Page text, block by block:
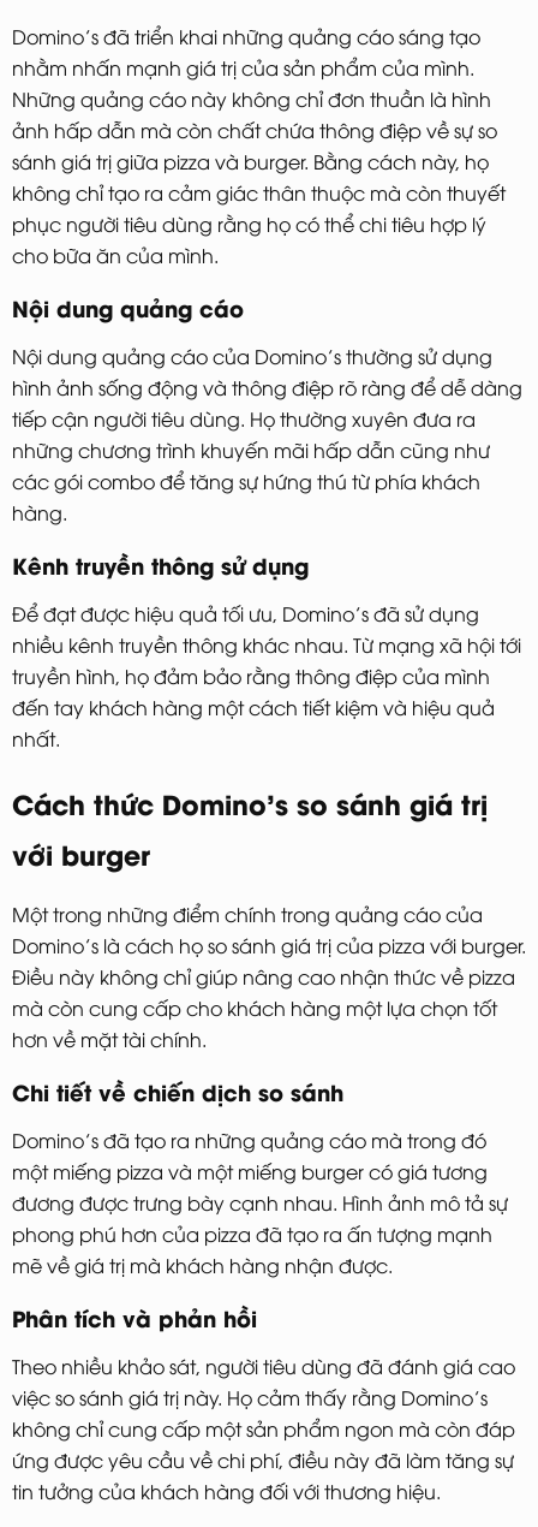
Domino’s đã triển khai những quảng cáo sáng tạo
nhằm nhấn mạnh giá trị của sản phẩm của mình.
Những quảng cáo này không chỉ đơn thuần là hình
ảnh hấp dẫn mà còn chất chứa thông điệp về sự so
sánh giá trị giữa pizza và burger. Bằng cách này, họ
không chỉ tạo ra cảm giác thân thuộc mà còn thuyết
phục người tiêu dùng rằng họ có thể chi tiêu hợp lý
cho bữa ăn của mình.
Nội dung quảng cáo
Nội dung quảng cáo của Domino’s thường sử dụng
hình ảnh sống động và thông điệp rõ ràng để dễ dàng
tiếp cận người tiêu dùng. Họ thường xuyên đưa ra
những chương trình khuyến mãi hấp dẫn cũng như
các gói combo để tăng sự hứng thú từ phía khách
hàng.
Kênh truyền thông sử dụng
Để đạt được hiệu quả tối ưu, Domino’s đã sử dụng
nhiều kênh truyền thông khác nhau. Từ mạng xã hội tới
truyền hình, họ đảm bảo rằng thông điệp của mình
đến tay khách hàng một cách tiết kiệm và hiệu quả
nhất.
Cách thức Domino’s so sánh giá trị
với burger
Một trong những điểm chính trong quảng cáo của
Domino’s là cách họ so sánh giá trị của pizza với burger.
Điều này không chỉ giúp nâng cao nhận thức về pizza
mà còn cung cấp cho khách hàng một lựa chọn tốt
hơn về mặt tài chính.
Chi tiết về chiến dịch so sánh
Domino’s đã tạo ra những quảng cáo mà trong đó
một miếng pizza và một miếng burger có giá tương
đương được trưng bày cạnh nhau. Hình ảnh mô tả sự
phong phú hơn của pizza đã tạo ra ấn tượng mạnh
mẽ về giá trị mà khách hàng nhận được.
Phân tích và phản hồi
Theo nhiều khảo sát, người tiêu dùng đã đánh giá cao
việc so sánh giá trị này. Họ cảm thấy rằng Domino’s
không chỉ cung cấp một sản phẩm ngon mà còn đáp
ứng được yêu cầu về chi phí, điều này đã làm tăng sự
tin tưởng của khách hàng đối với thương hiệu.